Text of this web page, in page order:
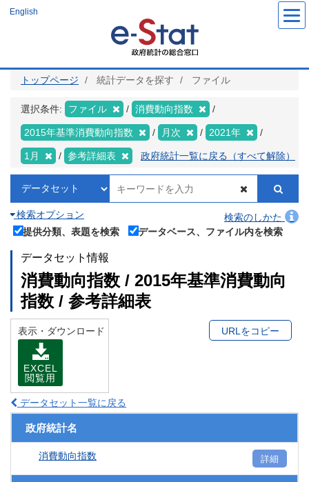
ツ
English
トップページ 統計データを探す ファイル
選択条件: ファイル 消費動向指数
2015年基準消費動向指数 月次 2021年
1月 参考詳細表 政府統計一覧に戻る（すべて解除）
検索オプション
検索のしかた
提供分類、表題を検索
データベース、ファイル内を検索
データセット情報
消費動向指数 / 2015年基準消費動向
指数 / 参考詳細表
表示・ダウンロード
EXCEL
閲覧用
URLをコピー
データセット一覧に戻る
政府統計名
消費動向指数 詳細